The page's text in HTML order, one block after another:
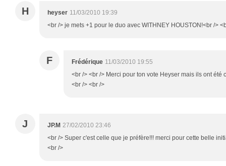
H heyser 11/03/2010 19:39
<br /> je mets +1 pour le duo avec WITHNEY HOUSTON!<br />
F Frédérique 11/03/2010 19:55
<br /> <br /> Merci pour ton vote Heyser mais ils ont été
<br /> <br />
J JP.M 27/02/2010 23:46
<br /> Super c'est celle que je préfère!!! merci pour cette belle
<br />